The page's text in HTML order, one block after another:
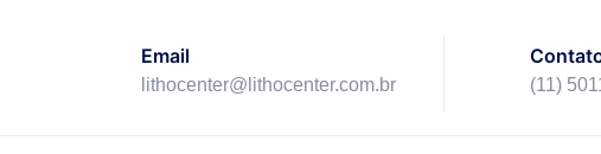
Email
lithocenter@lithocenter.com.br (11)